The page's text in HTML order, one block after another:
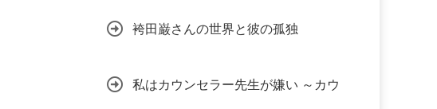
袴田巌さんの世界と彼の孤独
私はカウンセラー先生が嫌い ～カウ